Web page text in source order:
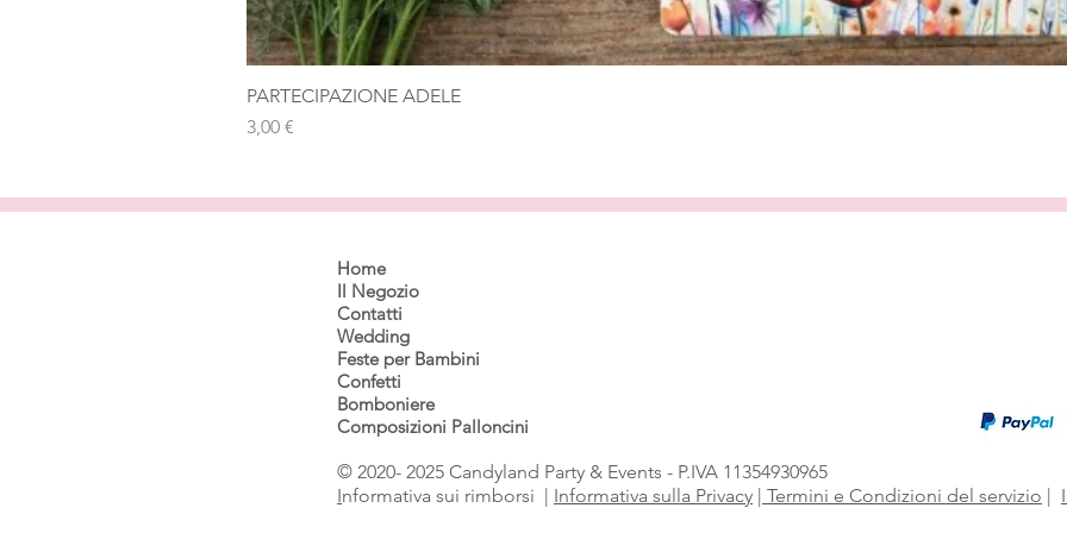
PARTECIPAZIONE ADELE
Prezzo
3,00 €
Home
Il Negozio
Contatti
Wedding
Feste per Bambini
Confetti
Bomboniere
Composizioni Palloncini
© 2020- 2025 Candyland Party & Events - P.IVA 11354930965
Informativa sui rimborsi | Informativa sulla Privacy | Termini e Condizioni del servizio |